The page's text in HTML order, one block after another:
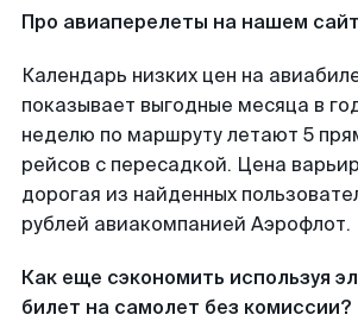
Про авиаперелеты на нашем
Календарь низких цен на
показывает выгодные месяца в
неделю по маршруту летают 5
рейсов с пересадкой. Цена
дорогая из найденных
рублей авиакомпанией Аэрофлот.
Как еще сэкономить используя
билет на самолет без комиссии?